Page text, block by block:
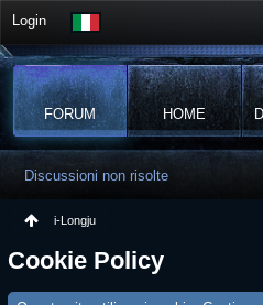
Login
FORUM HOME
Discussioni non risolte
i-Longju
Cookie Policy